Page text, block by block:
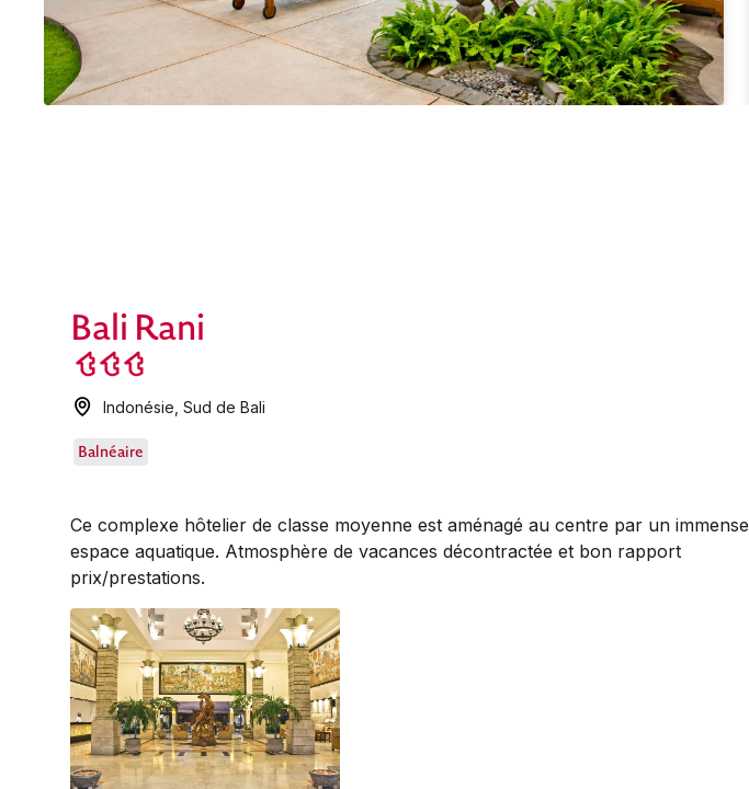
Bali Rani
Indonésie ,Sud de Bali
Balnéaire
Ce complexe hôtelier de classe moyenne est aménagé au centre par un immense
espace aquatique. Atmosphère de vacances décontractée et bon rapport
prix/prestations.